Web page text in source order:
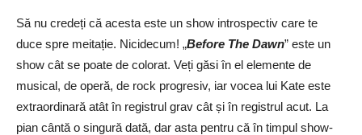
Să nu credeți că acesta este un show introspectiv care te
duce spre meitație. Nicidecum! „Before The Dawn” este un
show cât se poate de colorat. Veți găsi în el elemente de
musical, de operă, de rock progresiv, iar vocea lui Kate este
extraordinară atât în registrul grav cât și în registrul acut. La
pian cântă o singură dată, dar asta pentru că în timpul show-